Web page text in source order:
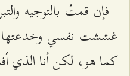
فإن قمتُ بالتوجيه
غششت نفسي وخدعتها!
كما هو، لكن أنا